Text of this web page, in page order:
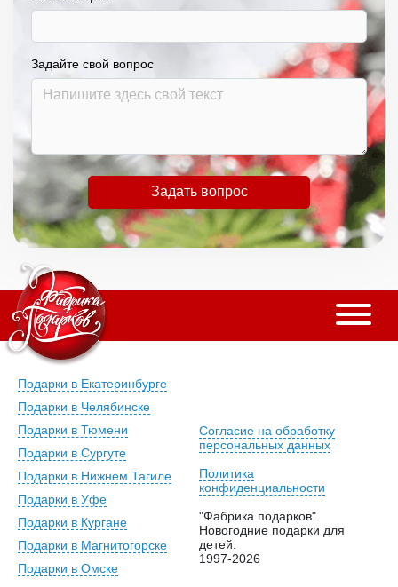
Задайте свой вопрос
Задать вопрос
Подарки в Екатеринбурге
Подарки в Челябинске
Подарки в Тюмени
Подарки в Сургуте
Подарки в Нижнем Тагиле
Подарки в Уфе
Подарки в Кургане
Подарки в Магнитогорске
Подарки в Омске
Согласие на обработку
персональных данных
Политика
конфиденциальности
"Фабрика подарков".
Новогодние подарки для
детей.
1997-2026